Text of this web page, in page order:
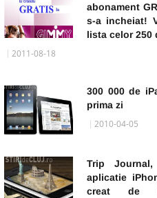
abonament
s-a incheiat!
lista celor 250
2011-08-18
300 000 de
prima zi
2010-04-05
Trip
aplicatie
creat de